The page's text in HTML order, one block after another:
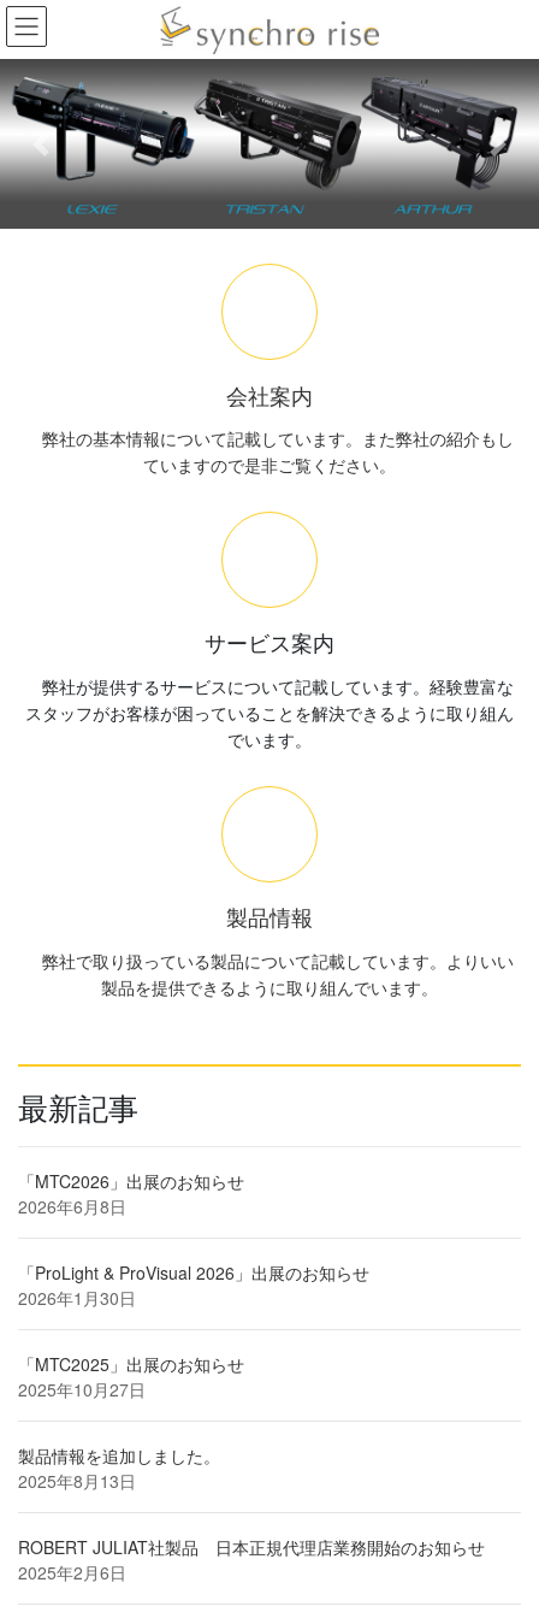
コ
ン
テ
ン
ツ
ス
キ
ナ
ビ
ゲ
ー
シ
ン
に
Previous Next
会社案内
弊社の基本情報について記載しています。また弊社の紹介もし
ていますので是非ご覧ください。
サービス案内
弊社が提供するサービスについて記載しています。経験豊富な
スタッフがお客様が困っていることを解決できるように取り組ん
でいます。
製品情報
弊社で取り扱っている製品について記載しています。よりいい
製品を提供できるように取り組んでいます。
最新記事
「MTC2026」出展のお知らせ
2026年6月8日
「ProLight & ProVisual 2026」出展のお知らせ
2026年1月30日
「MTC2025」出展のお知らせ
2025年10月27日
製品情報を追加しました。
2025年8月13日
ROBERT JULIAT社製品 日本正規代理店業務開始のお知らせ
2025年2月6日